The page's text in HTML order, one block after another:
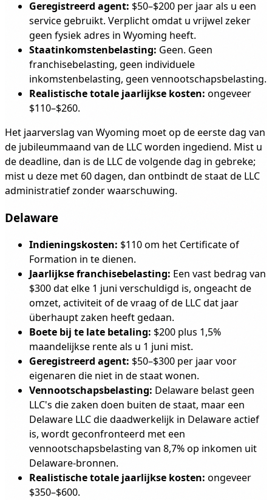
Geregistreerd agent: $50–$200 per jaar als u een
service gebruikt. Verplicht omdat u vrijwel zeker
geen fysiek adres in Wyoming heeft.
Staatinkomstenbelasting: Geen. Geen
franchisebelasting, geen individuele
inkomstenbelasting, geen vennootschapsbelasting.
Realistische totale jaarlijkse kosten: ongeveer
$110–$260.
Het jaarverslag van Wyoming moet op de eerste dag van
de jubileummaand van de LLC worden ingediend. Mist u
de deadline, dan is de LLC de volgende dag in gebreke;
mist u deze met 60 dagen, dan ontbindt de staat de LLC
administratief zonder waarschuwing.
Delaware
Indieningskosten: $110 om het Certificate of
Formation in te dienen.
Jaarlijkse franchisebelasting: Een vast bedrag van
$300 dat elke 1 juni verschuldigd is, ongeacht de
omzet, activiteit of de vraag of de LLC dat jaar
überhaupt zaken heeft gedaan.
Boete bij te late betaling: $200 plus 1,5%
maandelijkse rente als u 1 juni mist.
Geregistreerd agent: $50–$300 per jaar voor
eigenaren die niet in de staat wonen.
Vennootschapsbelasting: Delaware belast geen
LLC's die zaken doen buiten de staat, maar een
Delaware LLC die daadwerkelijk in Delaware actief
is, wordt geconfronteerd met een
vennootschapsbelasting van 8,7% op inkomen uit
Delaware-bronnen.
Realistische totale jaarlijkse kosten: ongeveer
$350–$600.